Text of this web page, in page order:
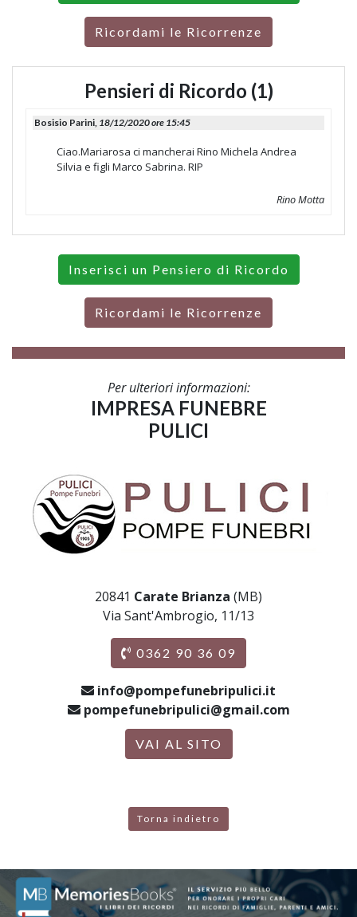
Ricordami le Ricorrenze
Pensieri di Ricordo (1)
Bosisio Parini, 18/12/2020 ore 15:45
Ciao.Mariarosa ci mancherai Rino Michela Andrea
Silvia e figli Marco Sabrina. RIP
Rino Motta
Inserisci un Pensiero di Ricordo
Ricordami le Ricorrenze
Per ulteriori informazioni:
IMPRESA FUNEBRE
PULICI
20841 Carate Brianza (MB)
Via Sant'Ambrogio, 11/13
0362 90 36 09
info@pompefunebripulici.it
pompefunebripulici@gmail.com
VAI AL SITO
Torna indietro